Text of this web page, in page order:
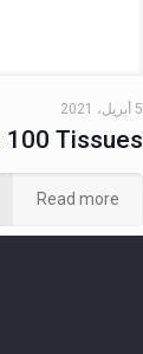
5 أبريل، 2021
100 Tissues
Read more